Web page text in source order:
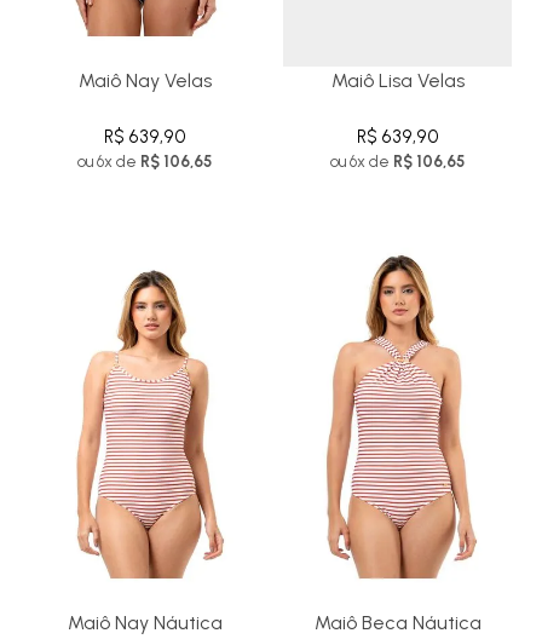
Maiô Nay Velas
R$ 639,90
ou 6x de R$ 106,65
Maiô Lisa Velas
R$ 639,90
ou 6x de R$ 106,65
Maiô Nay Náutica Maiô Beca Náutica